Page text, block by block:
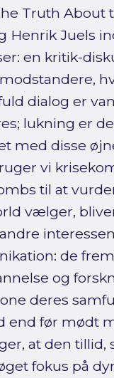
Truth About
Henrik Juels
en kritik-
dialog er
lukning er
med disse
vi
til at
vælger,
de
og
deres
end før mødt
at den
fokus på